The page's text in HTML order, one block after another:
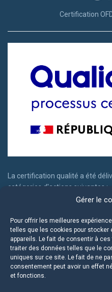
Gérer le
Pour offrir les meilleures
telles que les cookies pour
appareils. Le fait de consentir à
traiter des données telles que le
uniques sur ce site. Le fait de ne
consentement peut avoir un effet
et fonctions.
Certification
La certification qualité a été
catégories d'actions suivantes :
Actions de formation